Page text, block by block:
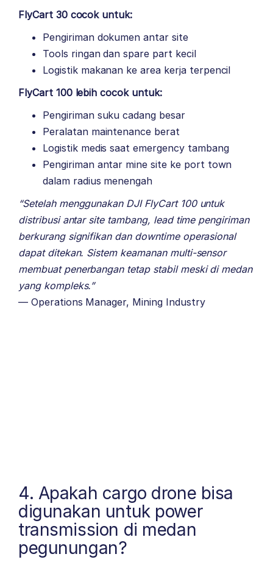
FlyCart 30 cocok untuk:
Pengiriman dokumen antar site
Tools ringan dan spare part kecil
Logistik makanan ke area kerja terpencil
FlyCart 100 lebih cocok untuk:
Pengiriman suku cadang besar
Peralatan maintenance berat
Logistik medis saat emergency tambang
Pengiriman antar mine site ke port town
dalam radius menengah
“Setelah menggunakan DJI FlyCart 100 untuk
distribusi antar site tambang, lead time pengiriman
berkurang signifikan dan downtime operasional
dapat ditekan. Sistem keamanan multi-sensor
membuat penerbangan tetap stabil meski di medan
yang kompleks.”
— Operations Manager, Mining Industry
4. Apakah cargo drone bisa
digunakan untuk power
transmission di medan
pegunungan?